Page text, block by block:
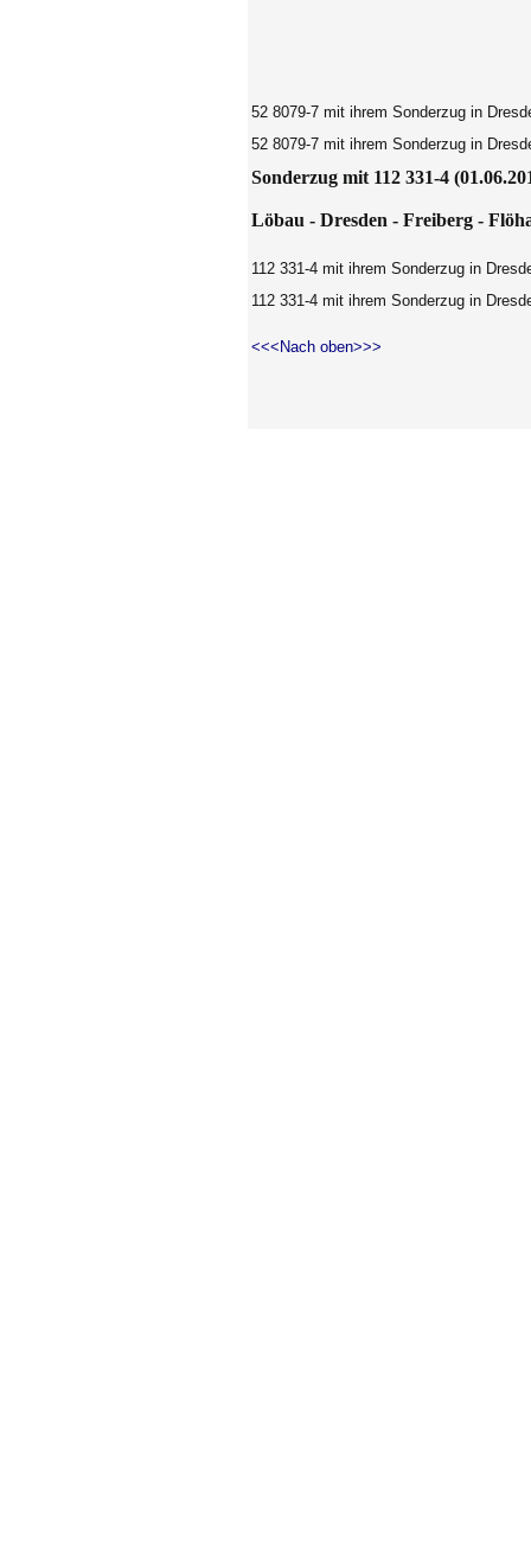
52 8079-7 mit ihrem Sonderzug in
52 8079-7 mit ihrem Sonderzug in
Sonderzug mit 112 331-4
Löbau - Dresden - Freiberg -
112 331-4 mit ihrem Sonderzug in
112 331-4 mit ihrem Sonderzug in
<<<Nach oben>>>